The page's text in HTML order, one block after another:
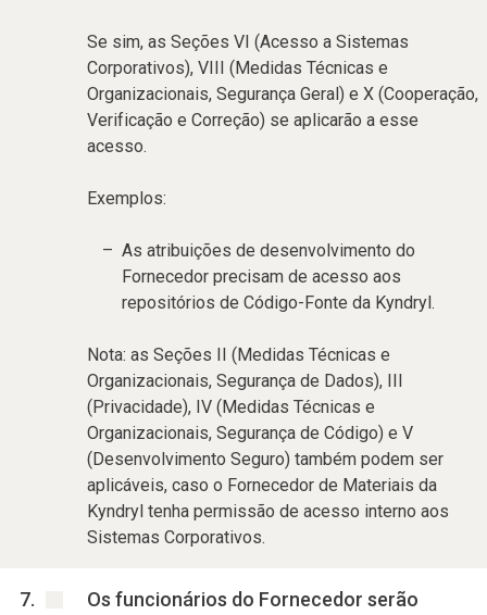
Se sim, as Seções VI (Acesso a Sistemas
Corporativos), VIII (Medidas Técnicas e
Organizacionais, Segurança Geral) e X (Cooperação,
Verificação e Correção) se aplicarão a esse
acesso.
Exemplos:
As atribuições de desenvolvimento do
Fornecedor precisam de acesso aos
repositórios de Código-Fonte da Kyndryl.
Nota: as Seções II (Medidas Técnicas e
Organizacionais, Segurança de Dados), III
(Privacidade), IV (Medidas Técnicas e
Organizacionais, Segurança de Código) e V
(Desenvolvimento Seguro) também podem ser
aplicáveis, caso o Fornecedor de Materiais da
Kyndryl tenha permissão de acesso interno aos
Sistemas Corporativos.
Os funcionários do Fornecedor serão